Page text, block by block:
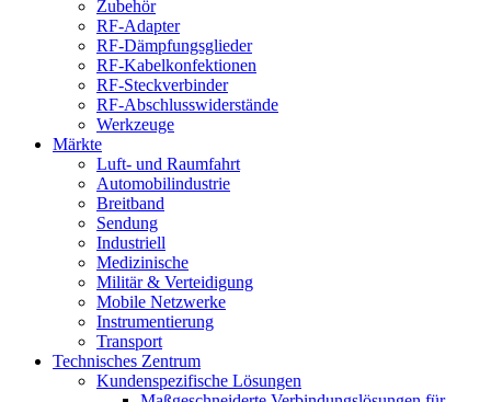
Zubehör
RF-Adapter
RF-Dämpfungsglieder
RF-Kabelkonfektionen
RF-Steckverbinder
RF-Abschlusswiderstände
Werkzeuge
Märkte
Luft- und Raumfahrt
Automobilindustrie
Breitband
Sendung
Industriell
Medizinische
Militär & Verteidigung
Mobile Netzwerke
Instrumentierung
Transport
Technisches Zentrum
Kundenspezifische Lösungen